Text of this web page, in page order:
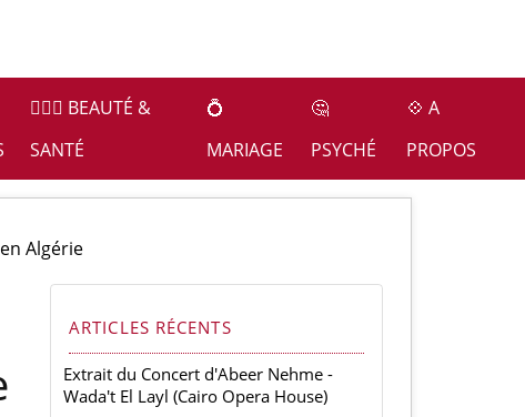
👩🏻‍⚕️ BEAUTÉ &
SANTÉ
💍
MARIAGE
🤔
PSYCHÉ
💠 A
PROPOS
Algérie
ARTICLES RÉCENTS
Extrait du Concert d'Abeer Nehme -
Wada't El Layl (Cairo Opera House)